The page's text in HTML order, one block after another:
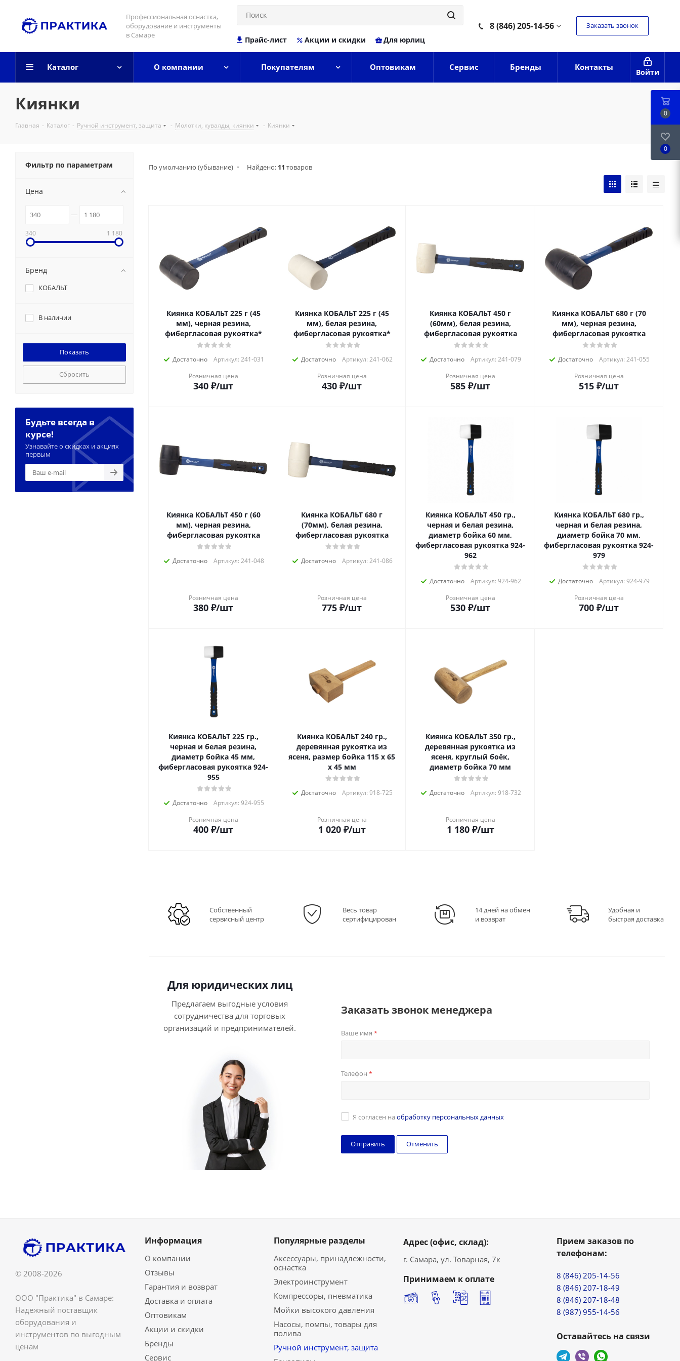
Профессиональная оснастка,
оборудование и инструменты
в Самаре
Прайс-лист Акции и скидки Для юрлиц
8 (846) 205-14-56 Заказать звонок
Войти
Каталог О компании Покупателям Оптовикам Сервис Бренды Контакты
Киянки
Главная - Каталог - Ручной инструмент, защита - Молотки, кувалды, киянки - Киянки
По умолчанию (убывание) Найдено: 11 товаров
Киянка КОБАЛЬТ 225 г (45
мм), черная резина,
фибергласовая рукоятка*
Достаточно
Артикул: 241-031
Розничная цена
340 ₽/шт
Киянка КОБАЛЬТ 225 г (45
мм), белая резина,
фибергласовая рукоятка*
Достаточно
Артикул: 241-062
Розничная цена
430 ₽/шт
Киянка КОБАЛЬТ 450 г
(60мм), белая резина,
фибергласовая рукоятка
Достаточно
Артикул: 241-079
Розничная цена
585 ₽/шт
Киянка КОБАЛЬТ 680 г (70
мм), черная резина,
фибергласовая рукоятка
Достаточно
Артикул: 241-055
Розничная цена
515 ₽/шт
Киянка КОБАЛЬТ 450 г (60
мм), черная резина,
фибергласовая рукоятка
Достаточно Артикул: 241-048
Розничная цена
380 ₽/шт
Киянка КОБАЛЬТ 680 г
(70мм), белая резина,
фибергласовая рукоятка
Достаточно Артикул: 241-086
Розничная цена
775 ₽/шт
Киянка КОБАЛЬТ 450 гр.,
черная и белая резина,
диаметр бойка 60 мм,
фибергласовая рукоятка 924-
962
Достаточно
Артикул: 924-962
Розничная цена
530 ₽/шт
Киянка КОБАЛЬТ 680 гр.,
черная и белая резина,
диаметр бойка 70 мм,
фибергласовая рукоятка 924-
979
Достаточно
Артикул: 924-979
Розничная цена
700 ₽/шт
Киянка КОБАЛЬТ 225 гр.,
черная и белая резина,
диаметр бойка 45 мм,
фибергласовая рукоятка 924-
955
Достаточно
Артикул: 924-955
Розничная цена
400 ₽/шт
Киянка КОБАЛЬТ 240 гр.,
деревянная рукоятка из
ясеня, размер бойка 115 х 65
х 45 мм
Достаточно Артикул: 918-725
Розничная цена
1 020₽/шт
Киянка КОБАЛЬТ 350 гр.,
деревянная рукоятка из
ясеня, круглый боёк,
диаметр бойка 70 мм
Достаточно Артикул: 918-732
Розничная цена
1 180₽/шт
Собственный
сервисный центр
Весь товар
сертифицирован
14 дней на обмен
и возврат
Удобная и
быстрая доставка
Для юридических лиц
Предлагаем выгодные условия
сотрудничества для торговых
организаций и предпринимателей.
Заказать звонок менеджера
Ваше имя *
Телефон *
Я согласен на обработку персональных данных
Отменить
Фильтр по параметрам
Цена
340 1 180
Бренд
КОБАЛЬТ
В наличии
Сбросить
Будьте всегда в
курсе!
Узнавайте о скидках и акциях
первым
© 2008-2026
ООО "Практика" в Самаре:
Надежный поставщик
оборудования и
инструментов по выгодным
ценам
Информация
О компании
Отзывы
Гарантия и возврат
Доставка и оплата
Оптовикам
Акции и скидки
Бренды
Сервис
Популярные разделы
Аксессуары, принадлежности,
оснастка
Электроинструмент
Компрессоры, пневматика
Мойки высокого давления
Насосы, помпы, товары для
полива
Ручной инструмент, защита
Адрес (офис, склад):
г. Самара, ул. Товарная, 7к
Принимаем к оплате
Прием заказов по
телефонам:
8 (846) 205-14-56
8 (846) 207-18-49
8 (846) 207-18-48
8 (987) 955-14-56
Оставайтесь на связи
0
0